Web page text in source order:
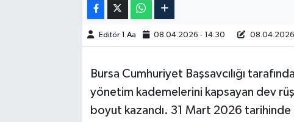
Editör 1 Aa 08.04.2026 - 14:30 08.04.2026
Bursa Cumhuriyet Başsavcılığı
yönetim kademelerini kapsayan dev
boyut kazandı. 31 Mart 2026